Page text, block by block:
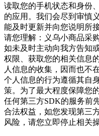
读取您的手机状态和身份
的应用。我们会尽到审慎
能及时更新并向您说明所
请您理解： 义乌小商品采
如未及时主动向我方告知
权限、获取您的相关信息
人信息的收集，因而也不
个人信息的行为遵循其自
策。为了最大程度保障您
任何第三方SDK的服务前
合法权益，如您发现第三
风险，请您立即停止相关